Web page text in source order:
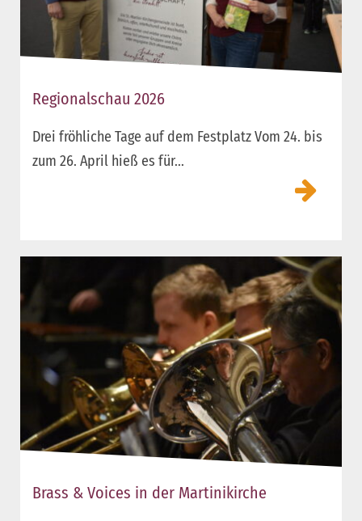
Regionalschau 2026
Drei fröhliche Tage auf dem Festplatz Vom 24. bis
zum 26. April hieß es für...
Brass & Voices in der Martinikirche